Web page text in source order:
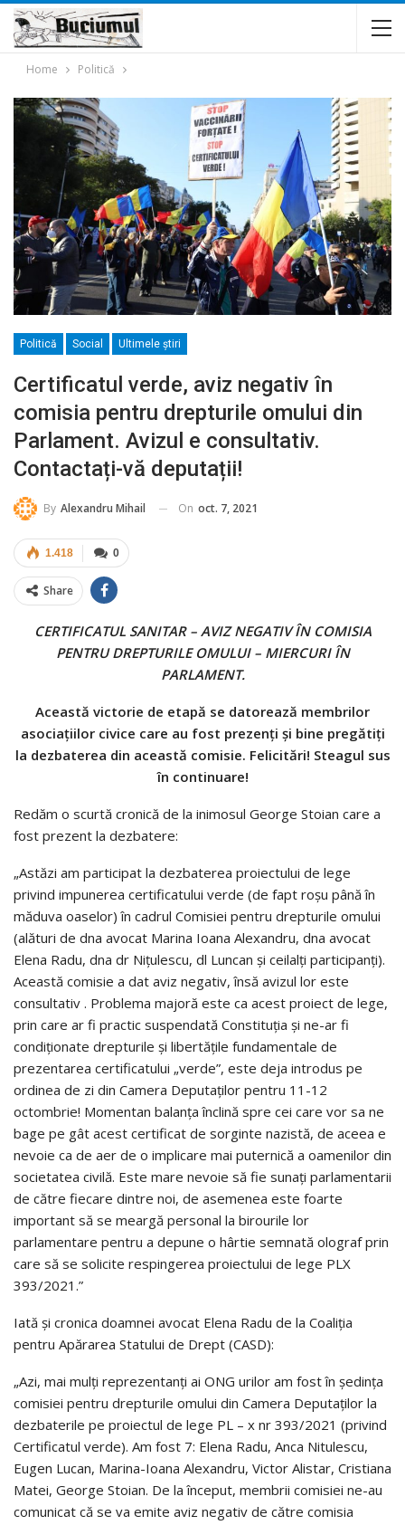
Home Politică
Politică Social Ultimele ştiri
Certificatul verde, aviz negativ în
comisia pentru drepturile omului din
Parlament. Avizul e consultativ.
Contactați-vă deputații!
By Alexandru Mihail On oct. 7, 2021
0
1.418
Share
CERTIFICATUL SANITAR – AVIZ NEGATIV ÎN COMISIA
PENTRU DREPTURILE OMULUI – MIERCURI ÎN
PARLAMENT.
Această victorie de etapă se datorează membrilor
asociațiilor civice care au fost prezenți și bine pregătiți
la dezbaterea din această comisie. Felicitări! Steagul sus
în continuare!
Redăm o scurtă cronică de la inimosul George Stoian care a
fost prezent la dezbatere:
„Astăzi am participat la dezbaterea proiectului de lege
privind impunerea certificatului verde (de fapt roșu până în
măduva oaselor) în cadrul Comisiei pentru drepturile omului
(alături de dna avocat Marina Ioana Alexandru, dna avocat
Elena Radu, dna dr Nițulescu, dl Luncan și ceilalți participanți).
Această comisie a dat aviz negativ, însă avizul lor este
consultativ . Problema majoră este ca acest proiect de lege,
prin care ar fi practic suspendată Constituția și ne-ar fi
condiționate drepturile și libertățile fundamentale de
prezentarea certificatului „verde”, este deja introdus pe
ordinea de zi din Camera Deputaților pentru 11-12
octombrie! Momentan balanța înclină spre cei care vor sa ne
bage pe gât acest certificat de sorginte nazistă, de aceea e
nevoie ca de aer de o implicare mai puternică a oamenilor din
societatea civilă. Este mare nevoie să fie sunați parlamentarii
de către fiecare dintre noi, de asemenea este foarte
important să se meargă personal la birourile lor
parlamentare pentru a depune o hârtie semnată olograf prin
care să se solicite respingerea proiectului de lege PLX
393/2021.”
Iată și cronica doamnei avocat Elena Radu de la Coaliția
pentru Apărarea Statului de Drept (CASD):
„Azi, mai mulți reprezentanți ai ONG urilor am fost în ședința
comisiei pentru drepturile omului din Camera Deputaților la
dezbaterile pe proiectul de lege PL – x nr 393/2021 (privind
Certificatul verde). Am fost 7: Elena Radu, Anca Nitulescu,
Eugen Lucan, Marina-Ioana Alexandru, Victor Alistar, Cristiana
Matei, George Stoian. De la început, membrii comisiei ne-au
comunicat că se va emite aviz negativ de către comisia